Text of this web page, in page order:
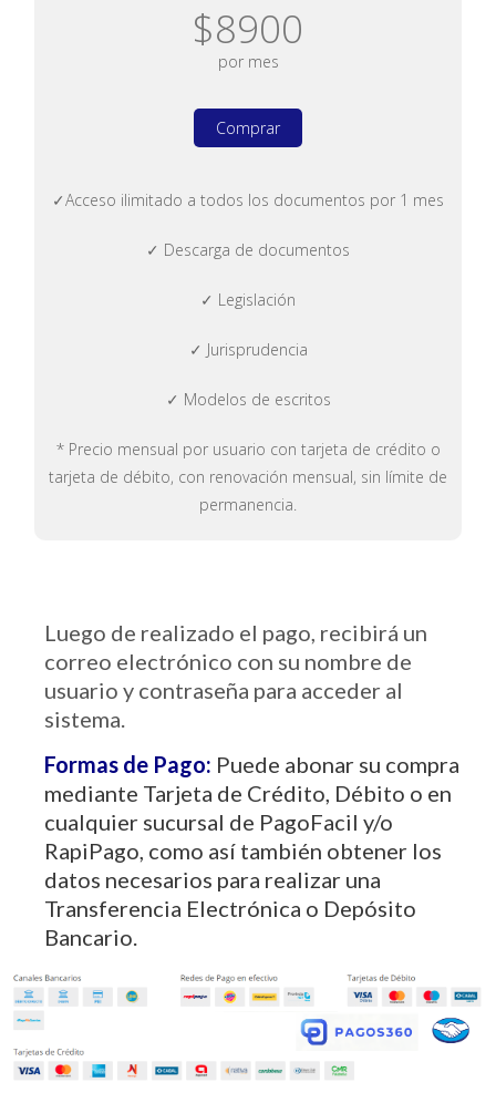
$8900
por mes
Comprar
✓Acceso ilimitado a todos los documentos por 1 mes
✓ Descarga de documentos
✓ Legislación
✓ Jurisprudencia
✓ Modelos de escritos
* Precio mensual por usuario con tarjeta de crédito o
tarjeta de débito, con renovación mensual, sin límite de
permanencia.
Luego de realizado el pago, recibirá un
correo electrónico con su nombre de
usuario y contraseña para acceder al
sistema.
Formas de Pago: Puede abonar su compra
mediante Tarjeta de Crédito, Débito o en
cualquier sucursal de PagoFacil y/o
RapiPago, como así también obtener los
datos necesarios para realizar una
Transferencia Electrónica o Depósito
Bancario.